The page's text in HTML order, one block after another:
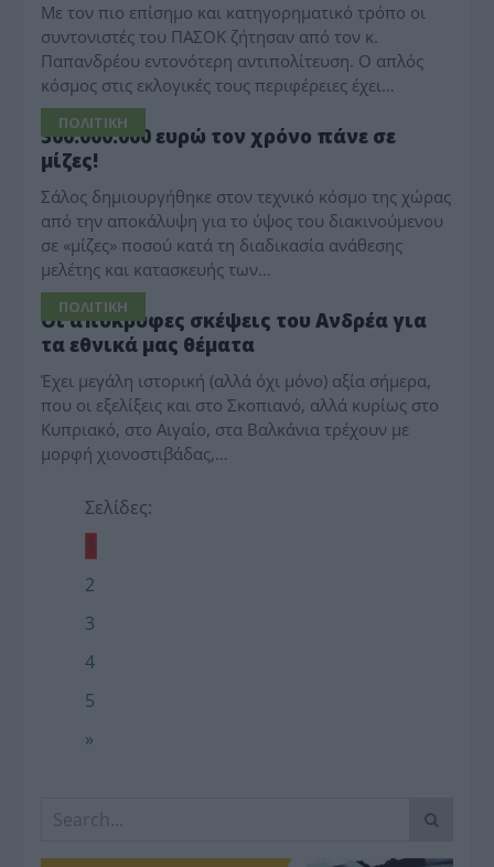
Με τον πιο επίσημο και κατηγορηματικό τρόπο οι
συντονιστές του ΠΑΣΟΚ ζήτησαν από τον κ.
Παπανδρέου εντονότερη αντιπολίτευση. Ο απλός
κόσμος στις εκλογικές τους περιφέρειες έχει…
ΠΟΛΙΤΙΚΗ
300.000.000 ευρώ τον χρόνο πάνε σε
μίζες!
Σάλος δημιουργήθηκε στον τεχνικό κόσμο της χώρας
από την αποκάλυψη για το ύψος του διακινούμενου
σε «μίζες» ποσού κατά τη διαδικασία ανάθεσης
μελέτης και κατασκευής των…
ΠΟΛΙΤΙΚΗ
Οι απόκρυφες σκέψεις του Ανδρέα για
τα εθνικά μας θέματα
Έχει μεγάλη ιστορική (αλλά όχι μόνο) αξία σήμερα,
που οι εξελίξεις και στο Σκοπιανό, αλλά κυρίως στο
Κυπριακό, στο Αιγαίο, στα Βαλκάνια τρέχουν με
μορφή χιονοστιβάδας,…
Σελίδες:
1
2
3
4
5
»